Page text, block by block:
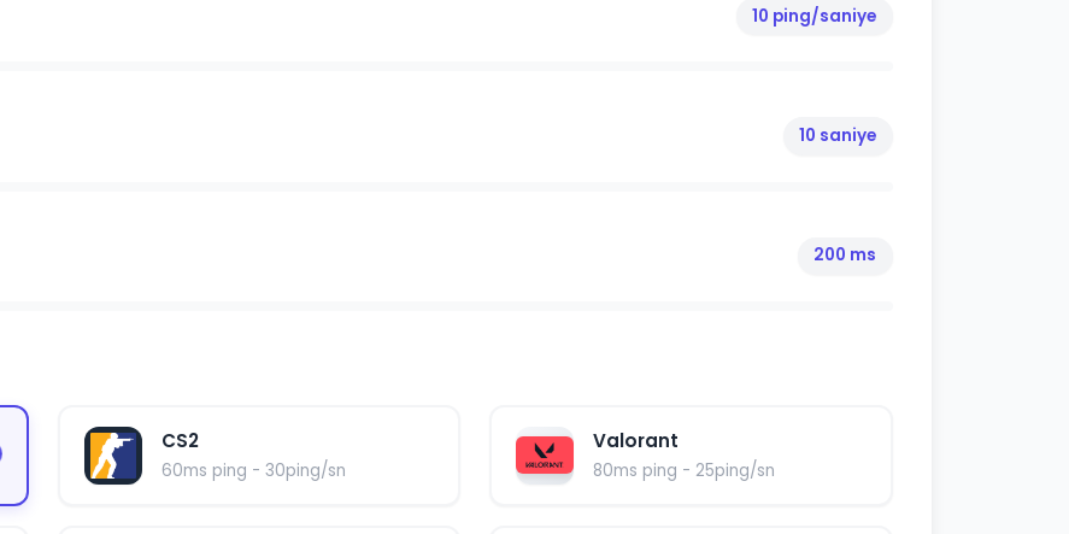
10 ping/saniye
10 saniye
200 ms
CS2
60ms ping - 30ping/sn
Valorant
80ms ping - 25ping/sn